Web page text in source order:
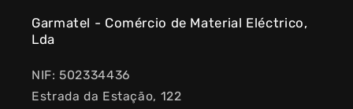
Garmatel - Comércio de Material Eléctrico,
Lda
NIF: 502334436
Estrada da Estação, 122